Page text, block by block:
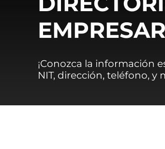
¡Conozca la información
NIT, dirección, teléfono, y